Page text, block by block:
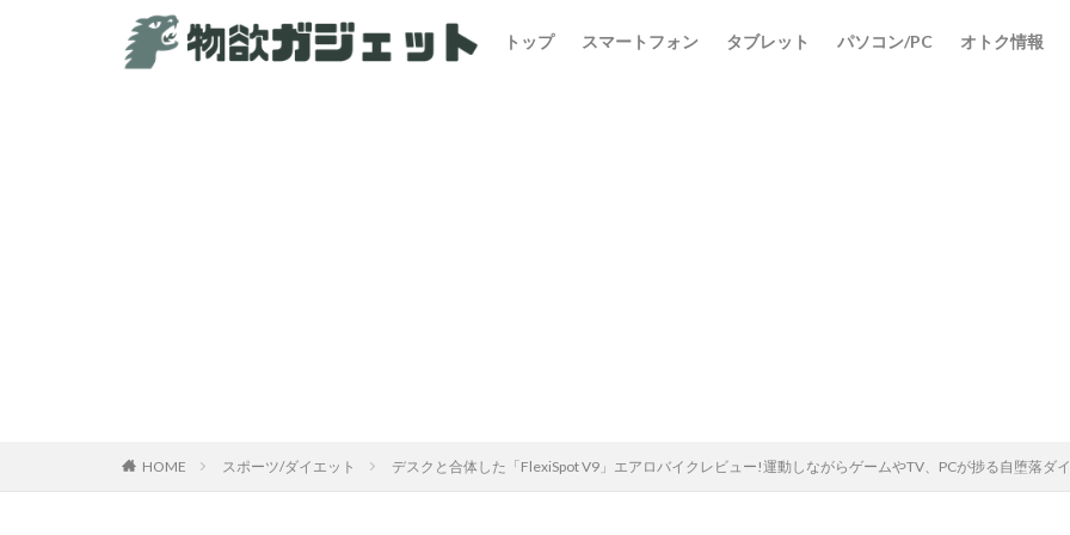
トップ スマートフォン タブレット パソコン/PC オトク情報
HOME スポーツ/ダイエット デスクと合体した「FlexiSpot V9」エアロバイクレビュー!運動しながらゲームやTV、PCが捗る自堕落ダ